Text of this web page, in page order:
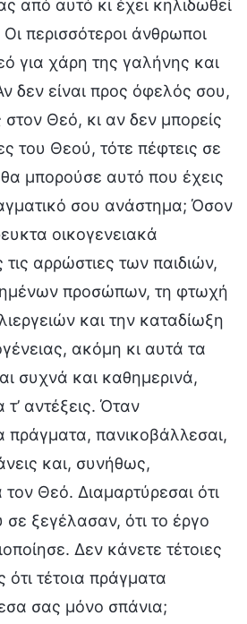
από αυτό κι έχει κηλιδωθεί
περισσότεροι άνθρωποι
για χάρη της γαλήνης και
δεν είναι προς όφελός σου,
στον Θεό, κι αν δεν μπορείς
του Θεού, τότε πέφτεις σε
μπορούσε αυτό που έχεις
σου ανάστημα; Όσον
οικογενειακά
αρρώστιες των παιδιών,
προσώπων, τη φτωχή
και την καταδίωξη
ακόμη κι αυτά τα
συχνά και καθημερινά,
τ’ αντέξεις. Όταν
πράγματα, πανικοβάλλεσαι,
και, συνήθως,
τον Θεό. Διαμαρτύρεσαι ότι
ξεγέλασαν, ότι το έργο
Δεν κάνετε τέτοιες
ότι τέτοια πράγματα
σας μόνο σπάνια;